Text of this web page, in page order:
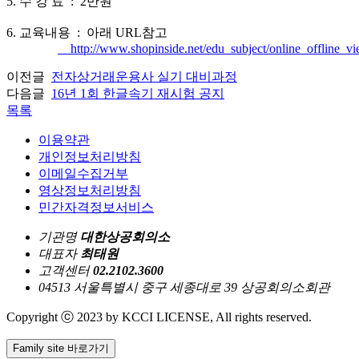
6. 교육내용 : 아래 URL참고
http://www.shopinside.net/edu_subject/
이전글 전자상거래운용사 실기 대비과정
다음글 16년 1회 한글속기 재시험 공지
목록
이용약관
개인정보처리방침
이메일수집거부
영상정보처리방침
민간자격정보서비스
기관명 대한상공회의소
대표자 최태원
고객센터 02.2102.3600
04513 서울특별시 중구 세종대로 39 상공회의소회관
Copyright ⓒ 2023 by KCCI LICENSE, All rights reserved.
Family site 바로가기